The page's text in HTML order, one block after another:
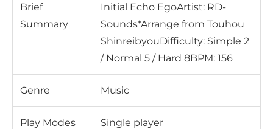
Brief
Summary
Initial Echo EgoArtist: RD-
Sounds*Arrange from Touhou
ShinreibyouDifficulty: Simple 2
/ Normal 5 / Hard 8BPM: 156
Genre Music
Play Modes Single player